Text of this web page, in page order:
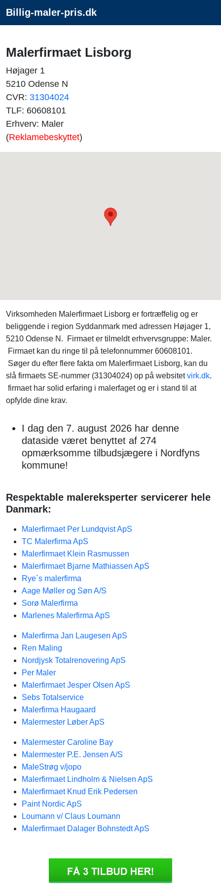
Billig-maler-pris.dk
Malerfirmaet Lisborg
Højager 1
5210 Odense N
CVR: 31304024
TLF: 60608101
Erhverv: Maler
(Reklamebeskyttet)
Virksomheden Malerfirmaet Lisborg er fortræffelig og er
beliggende i region Syddanmark med adressen Højager 1,
5210 Odense N. Firmaet er tilmeldt erhvervsgruppe: Maler.
Firmaet kan du ringe til på telefonnummer 60608101.
Søger du efter flere fakta om Malerfirmaet Lisborg, kan du
slå firmaets SE-nummer (31304024) op på websitetvirk.dk.
firmaet har solid erfaring i malerfaget og er i stand til at
opfylde dine krav.
I dag den 7. august 2026 har denne
dataside været benyttet af 274
opmærksomme tilbudsjægere i Nordfyns
kommune!
Respektable malereksperter servicerer hele
Danmark:
Malerfirmaet Per Lundqvist ApS
TC Malerfirma ApS
Malerfirmaet Klein Rasmussen
Malerfirmaet Bjarne Mathiassen ApS
Rye´s malerfirma
Aage Møller og Søn A/S
Sorø Malerfirma
Marlenes Malerfirma ApS
Malerfirma Jan Laugesen ApS
Ren Maling
Nordjysk Totalrenovering ApS
Per Maler
Malerfirmaet Jesper Olsen ApS
Sebs Totalservice
Malerfirma Haugaard
Malermester Løber ApS
Malermester Caroline Bay
Malermester P.E. Jensen A/S
MaleStrøg v/jopo
Malerfirmaet Lindholm & Nielsen ApS
Malerfirmaet Knud Erik Pedersen
Paint Nordic ApS
Loumann v/ Claus Loumann
Malerfirmaet Dalager Bohnstedt ApS